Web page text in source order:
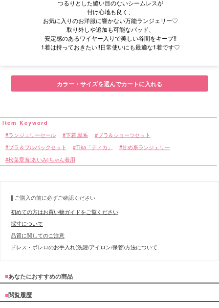
つるりとした縫い目のないシームレスが
付け心地も良く、
お気に入りのお洋服に響かない万能ランジェリー♡
取り外しや追加も可能なパッド、
安定感のあるワイヤー入りで美しい谷間をキープ!!
1着は持っておきたい!!日常使いにも最適な1着です♡
■サイズ
■カラーバリエーション
カラー・サイズを選んでカートに入れる
ランジェリーセール 下着 黒系 ブラ＆ショーツセット
ブラ＆フルバックセット Tika「ティカ」 甘め系ランジェリー
松葉愛海(あいみ)ちゃん着用
ご購入の前に必ずご確認ください
初めての方はお買い物ガイドをご覧ください
採寸について
品質に関してのご注意
ドレス・ボレロのお手入れ(洗濯/アイロン/保管)方法について
■あなたにおすすめの商品
■閲覧履歴